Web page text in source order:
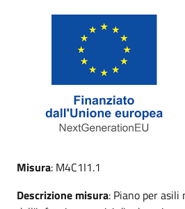
Misura: M4C1I1.1
Descrizione misura: Piano per asili